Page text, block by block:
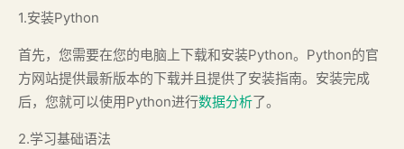
1.安装Python
首先，您需要在您的电脑上下载和安装Python。Python的官
方网站提供最新版本的下载并且提供了安装指南。安装完成
后，您就可以使用Python进行数据分析了。
2.学习基础语法